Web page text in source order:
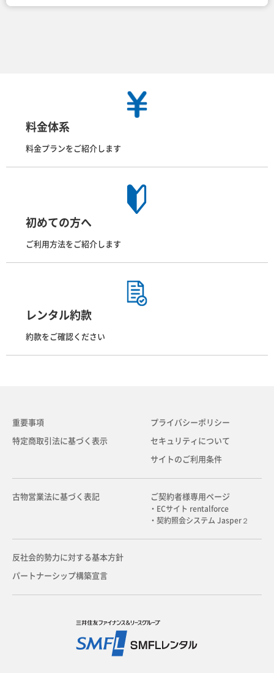
料金体系
料金プランをご紹介します
初めての方へ
ご利用方法をご紹介します
レンタル約款
約款をご確認ください
重要事項
特定商取引法に基づく表示
プライバシーポリシー
セキュリティについて
サイトのご利用条件
古物営業法に基づく表記 ご契約者様専用ページ
・ECサイト rentalforce
・契約照会システム Jasper２
反社会的勢力に対する基本方針
パートナーシップ構築宣言